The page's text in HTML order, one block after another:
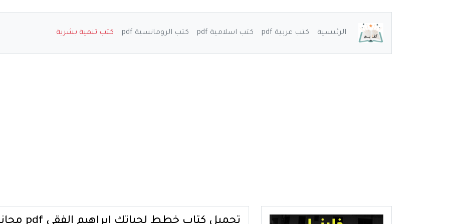
الرئيسية كتب عربية pdf كتب اسلامية pdf كتب الرومانسية pdf كتب تنمية بشرية
تحميل كتاب خطط لحياتك ابراهيم الفقي pdf مجانا